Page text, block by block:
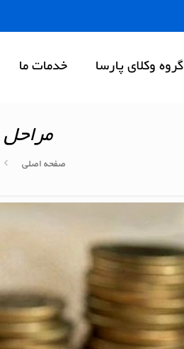
گروه وکلای پارسا خدمات ما
مراحل
صفحه اصلی